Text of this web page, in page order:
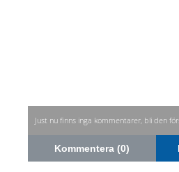
Just nu finns inga kommentarer, bli den
Kommentera (0)